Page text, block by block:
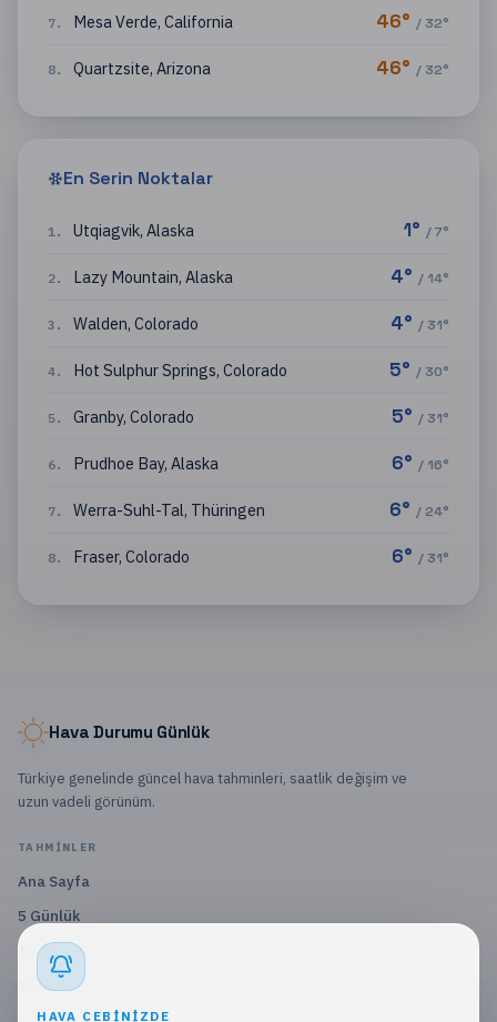
7. Mesa Verde, California 46° / 32°
8. Quartzsite, Arizona 46° / 32°
En Serin Noktalar
1. Utqiagvik, Alaska 1° /7°
2. Lazy Mountain, Alaska 4° / 14°
3 . Walden, Colorado 4° / 31°
4. Hot Sulphur Springs, Colorado 5° / 30°
5. Granby, Colorado 5° / 31°
6. Prudhoe Bay, Alaska 6° / 16°
7. Werra-Suhl-Tal, Thüringen 6° / 24°
8. Fraser, Colorado 6° / 31°
Hava Durumu Günlük
Türkiye genelinde güncel hava tahminleri, saatlik değişim ve
uzun vadeli görünüm.
TAHMINLER
Ana Sayfa
5 Günlük
10 Günlük
15 Günlük
HAVA CEBINIZDE